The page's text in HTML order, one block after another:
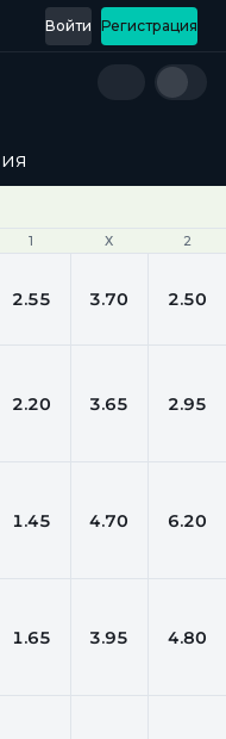
Регистрация
Войти
1 Х 2
1 Х 2
2.55 3.70 2.50
2.20 3.65 2.95
1.45 4.70 6.20
1.65 3.95 4.80